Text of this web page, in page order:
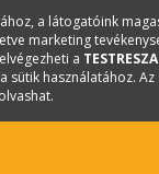
a látogatóink
marketing
a
sütik használatához. Az